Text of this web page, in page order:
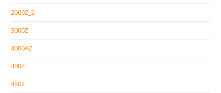
2000Z_2
3000Z
4000AZ
400Z
450Z